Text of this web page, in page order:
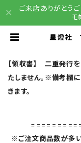
ご来店ありがとうご
モ
星燈社
【領収書】 二重発行
たしません。※備考欄
きます。
※ご注文商品数が多